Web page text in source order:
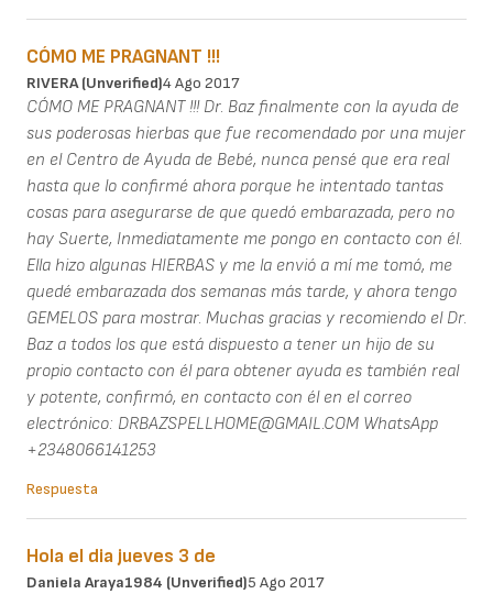
CÓMO ME PRAGNANT !!!
RIVERA (unverified)4 Ago 2017
CÓMO ME PRAGNANT !!! Dr. Baz finalmente con la ayuda de
sus poderosas hierbas que fue recomendado por una mujer
en el Centro de Ayuda de Bebé, nunca pensé que era real
hasta que lo confirmé ahora porque he intentado tantas
cosas para asegurarse de que quedó embarazada, pero no
hay Suerte, Inmediatamente me pongo en contacto con él.
Ella hizo algunas HIERBAS y me la envió a mí me tomó, me
quedé embarazada dos semanas más tarde, y ahora tengo
GEMELOS para mostrar. Muchas gracias y recomiendo el Dr.
Baz a todos los que está dispuesto a tener un hijo de su
propio contacto con él para obtener ayuda es también real
y potente, confirmó, en contacto con él en el correo
electrónico: DRBAZSPELLHOME@GMAIL.COM WhatsApp
+2348066141253
Respuesta
Hola el dia jueves 3 de
Daniela Araya1984 (unverified)5 Ago 2017